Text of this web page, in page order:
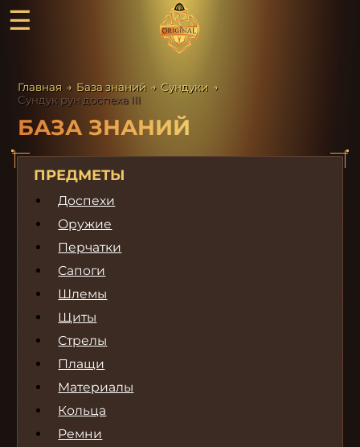
☰
Главная → База знаний → Сундуки →
Сундук рун доспеха III
БАЗА ЗНАНИЙ
ПРЕДМЕТЫ
Доспехи
Оружие
Перчатки
Сапоги
Шлемы
Щиты
Стрелы
Плащи
Материалы
Кольца
Ремни